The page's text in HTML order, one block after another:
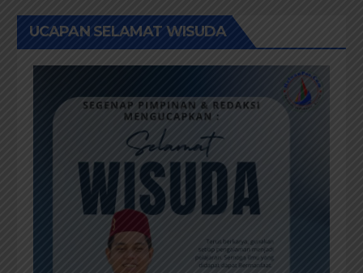
UCAPAN SELAMAT WISUDA